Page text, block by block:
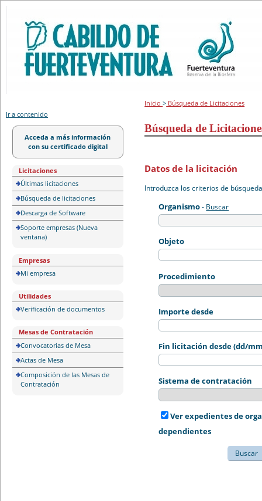
Ir a contenido
Acceda a más información
con su certificado digital
Licitaciones
Últimas licitaciones
Búsqueda de licitaciones
Descarga de Software
Soporte empresas (Nueva
ventana)
Empresas
Mi empresa
Utilidades
Verificación de documentos
Mesas de Contratación
Convocatorias de Mesa
Actas de Mesa
Composición de las Mesas de
Contratación
Inicio> Búsqueda de Licitaciones
Búsqueda de
Introduzca los criterios de
Datos de la licitación
Organismo- Buscar
Objeto
Procedimiento
Importe desde
Fin licitación desde (dd/
Sistema de contratación
Ver expedientes de
dependientes